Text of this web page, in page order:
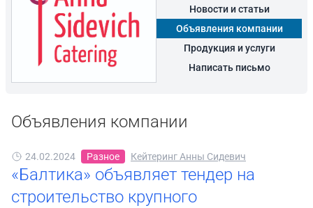
Новости и статьи
Объявления компании
Продукция и услуги
Написать письмо
Объявления компании
24.02.2024 Разное Кейтеринг Анны Сидевич
«Балтика» объявляет тендер на
строительство крупного